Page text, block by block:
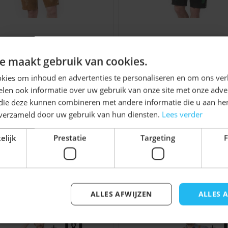
het een betrouwbare
feesten
lokaal evenement
afwerking maken
hebt.
hoedals je direct
Oktoberfest outfit
en weten we
€ 79,99 € 79,99
iets voor u zijn!
met de tabtoets. U kunt de carrousel overslaan
maakt gebruik van cookies.
om inhoud en advertenties te personaliseren en om ons
ook informatie over uw gebruik van onze site met onze
deze kunnen combineren met andere informatie die u aan
door uw gebruik van hun diensten. Lees verder
Prestatie Targeting
ALLES
ALLES AFWIJZEN
Ontvang5%
KORTING!
Schrijf je nu in voor de nieuwsbrief en ontvang toegang
tot exclusieve kortingen!
Voor- en achternaam
Inschrijven